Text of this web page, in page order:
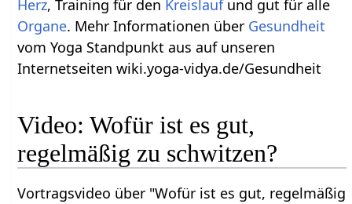
Herz, Training für den Kreislaufund gut für alle
Organe. Mehr Informationen über Gesundheit
vom Yoga Standpunkt aus auf unseren
Internetseiten wiki.yoga-vidya.de/Gesundheit
Video: Wofür ist es gut,
regelmäßig zu schwitzen?
Vortragsvideo über "Wofür ist es gut, regelmäßig